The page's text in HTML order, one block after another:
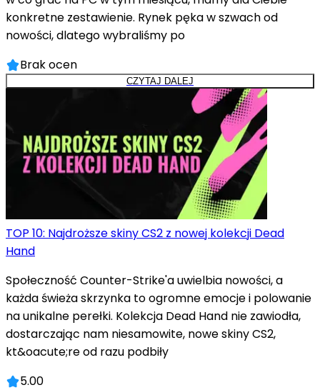
konkretne zestawienie. Rynek pęka w szwach od
nowości, dlatego wybraliśmy po
Brak ocen
CZYTAJ DALEJ
TOP 10: Najdroższe skiny CS2 z nowej kolekcji Dead
Hand
Społeczność Counter-Strike'a uwielbia nowości, a
każda świeża skrzynka to ogromne emocje i polowanie
na unikalne perełki. Kolekcja Dead Hand nie zawiodła,
dostarczając nam niesamowite, nowe skiny CS2,
kt&oacute;re od razu podbiły
5.00